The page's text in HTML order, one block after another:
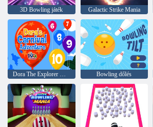
3D Bowling játék Galactic Strike Mania
Dora The Explorer Dora karneváli kalandja Bowling dőlés